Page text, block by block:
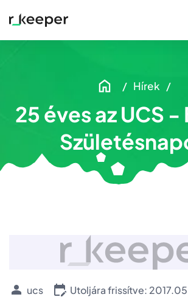
Hírek
25 éves az UCS
ucs Utoljára frissítve: